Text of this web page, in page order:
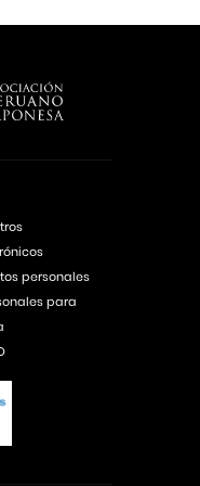
personales
para